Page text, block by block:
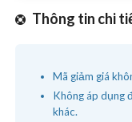
Thông tin chi
Mã giảm giá
Không áp dụng
khác.